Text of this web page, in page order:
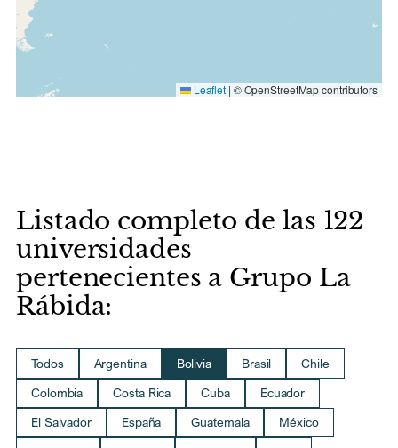
Leaflet | © OpenStreetMap contributors
Listado completo de las 122
universidades
pertenecientes a Grupo La
Rábida:
Todos Argentina Bolivia Brasil
Chile
Colombia
Costa Rica Cuba
Ecuador
El Salvador
España Guatemala
México